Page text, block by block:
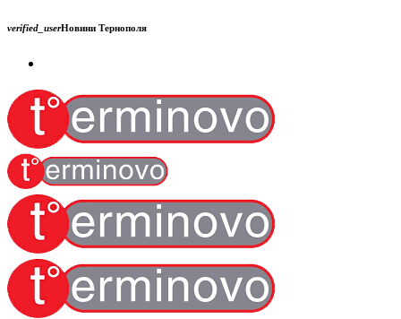
verified_userНовини Тернополя